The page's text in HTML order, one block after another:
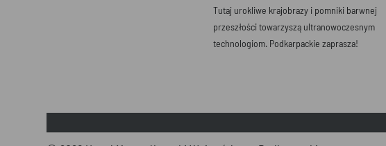
Tutaj urokliwe krajobrazy i pomniki barwnej
przeszłości towarzyszą ultranowoczesnym
technologiom. Podkarpackie zaprasza!